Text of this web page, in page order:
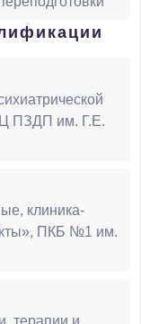
ПЗДП им. Г.Е.
клиника-
ПКБ №1 им.
терапии и